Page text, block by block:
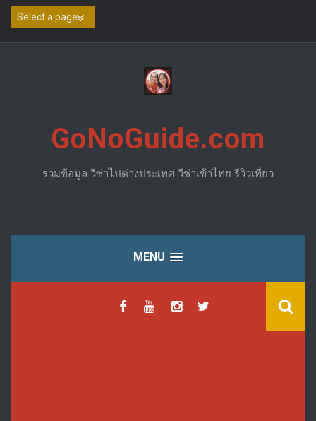
Skip
GoNoGuide.com
รวมข้อมูล วีซ่าไปต่างประเทศ วีซ่าเข้าไทย รีวิวเที่ยว
MENU